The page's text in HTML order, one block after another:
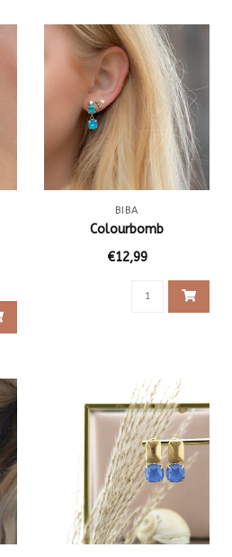
BIBA
Colourbomb
€12,99